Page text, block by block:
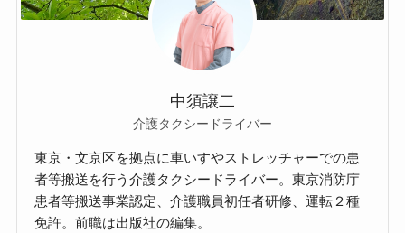
中須譲二
介護タクシードライバー
東京・文京区を拠点に車いすやストレッチャーでの患
者等搬送を行う介護タクシードライバー。東京消防庁
患者等搬送事業認定、介護職員初任者研修、運転２種
免許。前職は出版社の編集。